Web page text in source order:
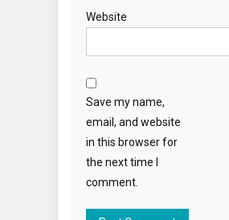
Website
Save my name,
email, and website
in this browser for
the next time I
comment.